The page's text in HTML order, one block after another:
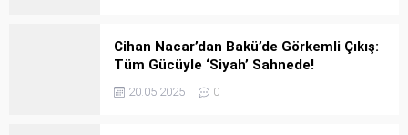
Cihan Nacar’dan Bakü’de Görkemli Çıkış:
Tüm Gücüyle ‘Siyah’ Sahnede!
20.05.2025 0